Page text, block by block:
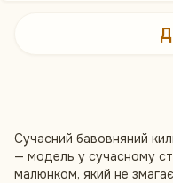
Сучасний бавовняний
— модель у сучасному
малюнком, який не